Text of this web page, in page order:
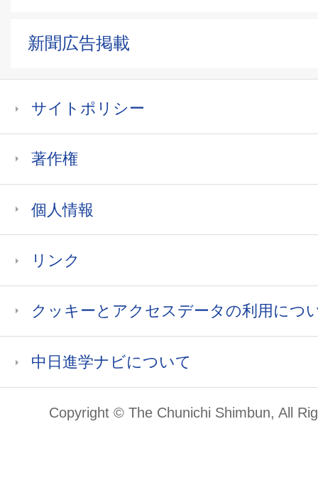
新聞広告掲載
サイトポリシー
著作権
個人情報
リンク
クッキーとアクセスデータの利用につ
中日進学ナビについて
Copyright © The Chunichi Shimbun, All